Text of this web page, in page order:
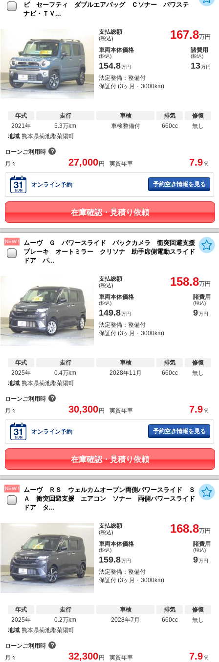
ビ セーフティ ダブルエアバッグ Ｃソナー パワステ
ナビ・ＴＶ...
支払総額
(税込) 167.8万円
車両本体価格
(税込)
154.8万円
諸費用
(税込)
13万円
法定整備：整備付
保証付 (3ヶ月・3000km)
年式
2021年
走行
5.3万km
車検
車検整備付
排気
660cc
修復
無し
地域 熊本県菊池郡菊陽町
ローンご利用時 ？
月々
27,000円 実質年率 7.9 ％
オンライン予約 予約空き情報を見る
在庫確認・見積り依頼
NEW!!
ムーヴ Ｇ パワースライド バックカメラ 衝突回避支援
ブレーキ オートミラー クリソナ 助手席側電動スライド
ドア パ...
支払総額
(税込) 158.8万円
車両本体価格
(税込)
149.8万円
諸費用
(税込)
9万円
法定整備：整備付
保証付 (3ヶ月・3000km)
年式
2025年
走行
0.4万km
車検
2028年11月
排気
660cc
修復
無し
地域 熊本県菊池郡菊陽町
ローンご利用時 ？
月々
30,300 円 実質年率 7.9 ％
オンライン予約 予約空き情報を見る
在庫確認・見積り依頼
NEW!!
ムーヴ ＲＳ ウェルカムオープン両側パワースライド Ｓ
Ａ 衝突回避支援 エアコン ソナー 両側パワースライド
ドア タ...
支払総額
(税込) 168.8万円
車両本体価格
(税込)
159.8万円
諸費用
(税込)
9万円
法定整備：整備付
保証付 (3ヶ月・3000km)
年式
2025年
走行
0.2万km
車検
2028年7月
排気
660cc
修復
無し
地域 熊本県菊池郡菊陽町
ローンご利用時 ？
月々
32,300 円 実質年率 7.9 ％